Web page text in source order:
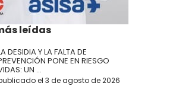
leídas
DESIDIA Y LA FALTA DE
PONE EN RIESGO
UN ...
el 3 de agosto de 2026